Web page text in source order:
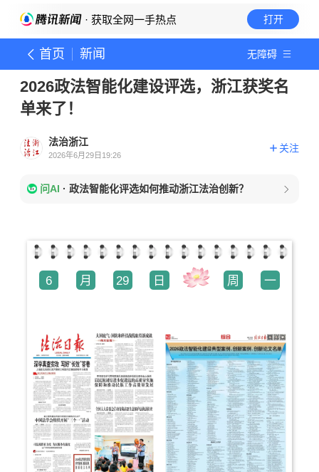
· 获取全网一手热点 打开
首页 新闻 无障碍
2026政法智能化建设评选，浙江获奖名
单来了！
法治浙江
2026年6月29日19:26
关注
问AI · 政法智能化评选如何推动浙江法治创新？
6 月 29 日 周 一